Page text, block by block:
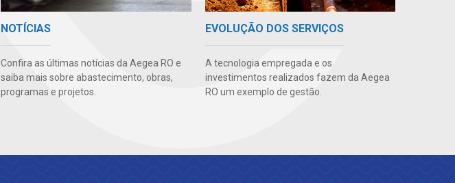
NOTÍCIAS
Confira as últimas notícias da Aegea RO e
saiba mais sobre abastecimento, obras,
programas e projetos.
EVOLUÇÃO DOS SERVIÇOS
A tecnologia empregada e os
investimentos realizados fazem da Aegea
RO um exemplo de gestão.